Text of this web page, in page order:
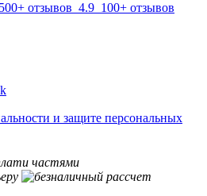
отзывов 4.9 100+ отзывов
и защите персональных